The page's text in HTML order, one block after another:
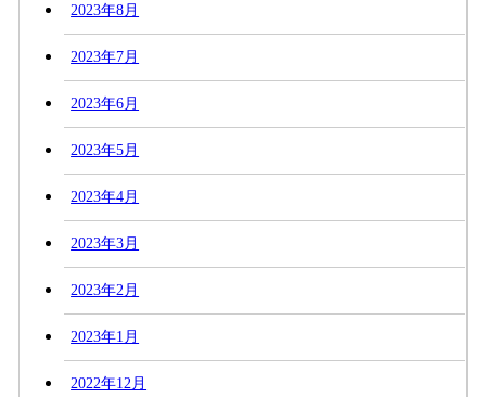
2023年8月
2023年7月
2023年6月
2023年5月
2023年4月
2023年3月
2023年2月
2023年1月
2022年12月